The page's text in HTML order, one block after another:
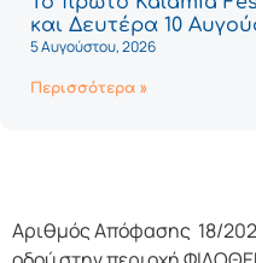
και Δευτέρα 10
5 Αυγούστου, 2026
Περισσότερα »
Αριθμός Απόφασης 18/